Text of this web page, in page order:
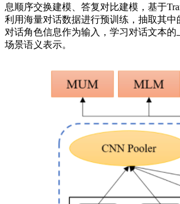
息顺序交换建模、答复对比建模，基于
利用海量对话数据进行预训练，抽取其中
对话角色信息作为输入，学习对话文本
场景语义表示。